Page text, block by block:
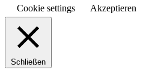
Cookie settings
Akzeptieren
Schließen